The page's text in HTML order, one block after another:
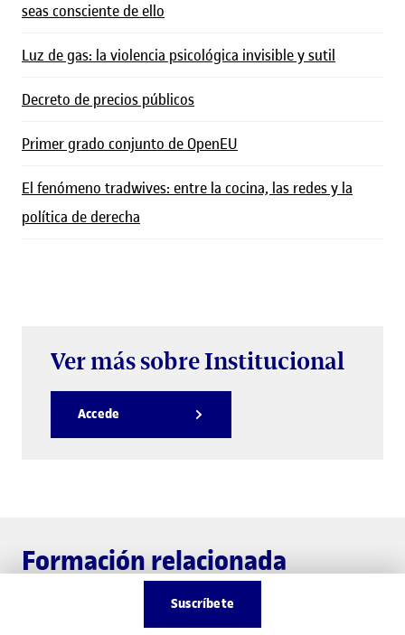
Suscríbete
seas consciente de ello
Luz de gas: la violencia psicológica invisible y sutil
Decreto de precios públicos
Primer grado conjunto de OpenEU
El fenómeno tradwives: entre la cocina, las redes y la
política de derecha
Ver más sobre Institucional
Accede
Formación relacionada